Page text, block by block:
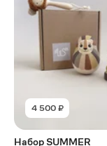
4 500 ₽
Набор SUMMER